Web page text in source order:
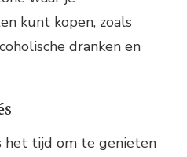
kunt kopen, zoals
dranken en
het tijd om te genieten